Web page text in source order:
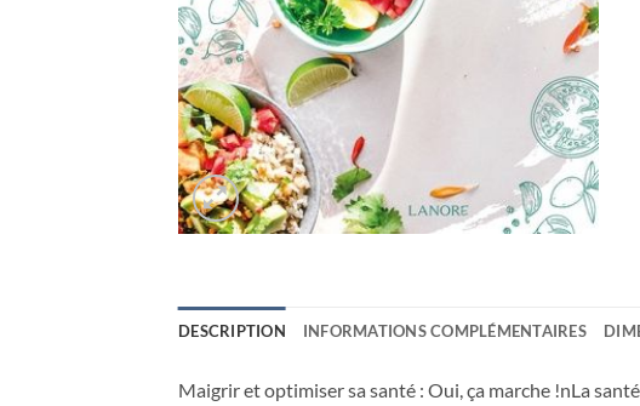
DESCRIPTION INFORMATIONS COMPLÉMENTAIRES
Maigrir et optimiser sa santé : Oui, ça marche !nLa